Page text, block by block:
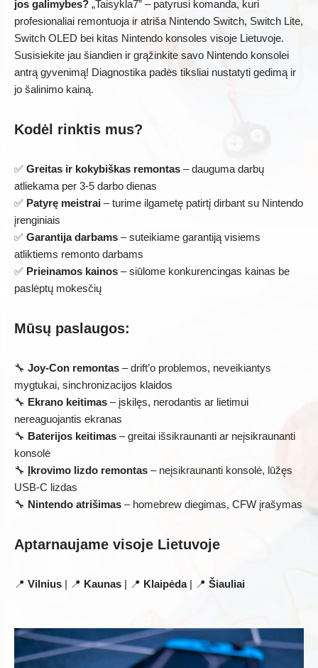
jos galimybes? „Taisykla7” – patyrusi komanda, kuri
profesionaliai remontuoja ir atriša Nintendo Switch, Switch Lite,
Switch OLED bei kitas Nintendo konsoles visoje Lietuvoje.
Susisiekite jau šiandien ir grąžinkite savo Nintendo konsolei
antrą gyvenimą! Diagnostika padės tiksliai nustatyti gedimą ir
jo šalinimo kainą.
Kodėl rinktis mus?
✅ Greitas ir kokybiškas remontas – dauguma darbų
atliekama per 3-5 darbo dienas
✅ Patyrę meistrai – turime ilgametę patirtį dirbant su Nintendo
įrenginiais
✅ Garantija darbams – suteikiame garantiją visiems
atliktiems remonto darbams
✅ Prieinamos kainos – siūlome konkurencingas kainas be
paslėptų mokesčių
Mūsų paslaugos:
🔧 Joy-Con remontas – drift’o problemos, neveikiantys
mygtukai, sinchronizacijos klaidos
🔧 Ekrano keitimas – įskilęs, nerodantis ar lietimui
nereaguojantis ekranas
🔧 Baterijos keitimas – greitai išsikraunanti ar neįsikraunanti
konsolė
🔧 Įkrovimo lizdo remontas – neįsikraunanti konsolė, lūžęs
USB-C lizdas
🔧 Nintendo atrišimas – homebrew diegimas, CFW įrašymas
Aptarnaujame visoje Lietuvoje
📍 Vilnius | 📍 Kaunas | 📍 Klaipėda| 📍 Šiauliai